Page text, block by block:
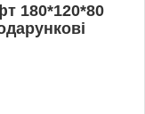
180*120*80